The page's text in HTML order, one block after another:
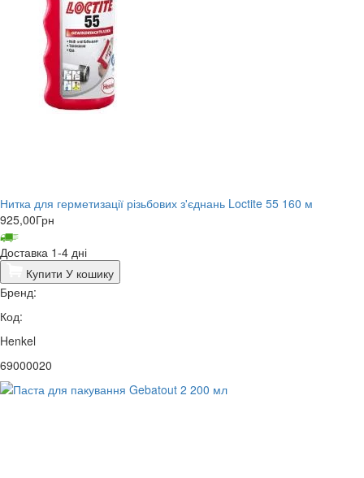
Нитка для герметизації різьбових з'єднань Loctite 55 160 м
925,00Грн
Доставка 1-4 дні
Купити У кошику
Бренд:
Код:
Henkel
69000020